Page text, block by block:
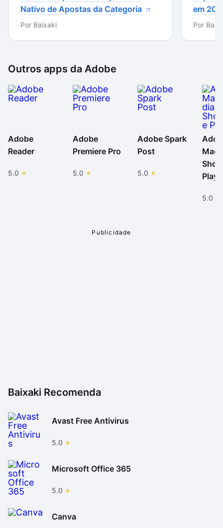
O Illustrator pode ser encontrado em planos para
professores, estudantes e empresas e em um pacote
da Creative Cloud completo para acesso a todos os
interfaces, redes sociais e arquivos diversos.
Nativo de Apostas da Categoria
Por Baixaki
em
Por
Outros apps da Adobe
Adobe
Reader
5.0
Adobe
Premiere Pro
5.0
Adobe Spark
Post
5.0
5.0
Baixaki Recomenda
Avast Free Antivirus
5.0
Microsoft Office 365
5.0
Canva